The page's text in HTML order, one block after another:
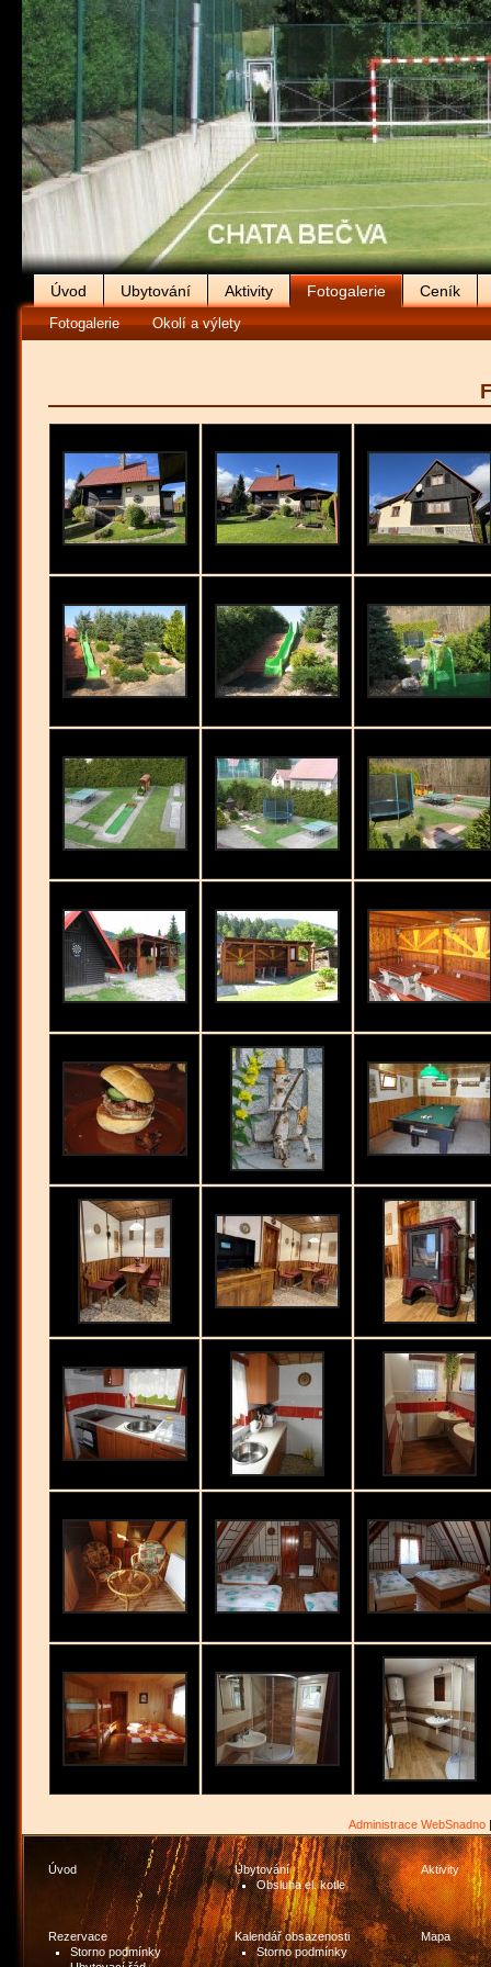
Úvod Ubytování Aktivity Fotogalerie Ceník
Fotogalerie Okolí a výlety
Administrace WebSnadno
Úvod
Ubytování
Obsluha el. kotle
Aktivity
Rezervace
Storno podmínky
Kalendář obsazenosti
Storno podmínky
Mapa